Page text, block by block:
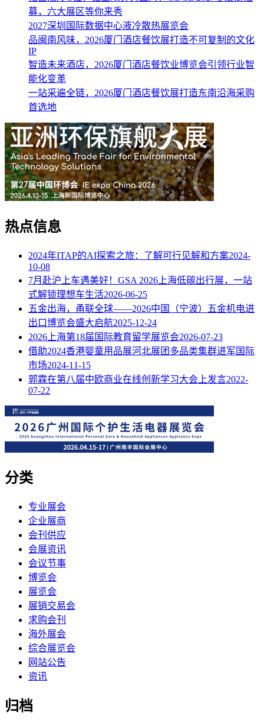
募，六大展区等你来秀
2027深圳国际数据中心液冷散热展览会
品闽南风味，2026厦门酒店餐饮展打造不可复制的文化
IP
智造未来酒店，2026厦门酒店餐饮业博览会引领行业智
能化变革
一站采遍全链，2026厦门酒店餐饮展打造东南沿海采购
首选地
热点信息
2024年ITAP的AI探索之旅：了解可行见解和方案2024-
10-08
7月赴沪上车遇美好！GSA 2026上海低碳出行展，一站
式解锁理想车生活2026-06-25
五金出海，甬联全球——2026中国（宁波）五金机电进
出口博览会盛大启航2025-12-24
2026上海第18届国际教育留学展览会2026-07-23
借助2024香港婴童用品展河北展团多品类集群进军国际
市场2024-11-15
郭霖在第八届中欧商业在线创新学习大会上发言2022-
07-22
分类
专业展会
企业展商
会刊供应
会展资讯
会议节事
博览会
展览会
展销交易会
求购会刊
海外展会
综合展览会
网站公告
资讯
归档